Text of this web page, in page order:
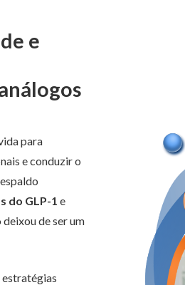
e
para
e conduzir o
do GLP-1 e
de ser um
estratégias